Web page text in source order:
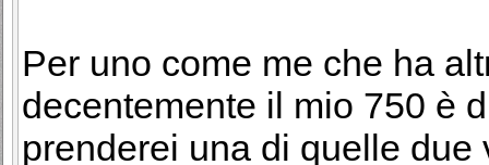
Per uno come me che ha
decentemente il mio 750 è
prenderei una di quelle